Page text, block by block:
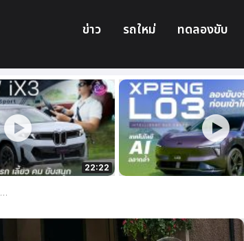
ข่าว รถใหม่ ทดลองขับ
22:22